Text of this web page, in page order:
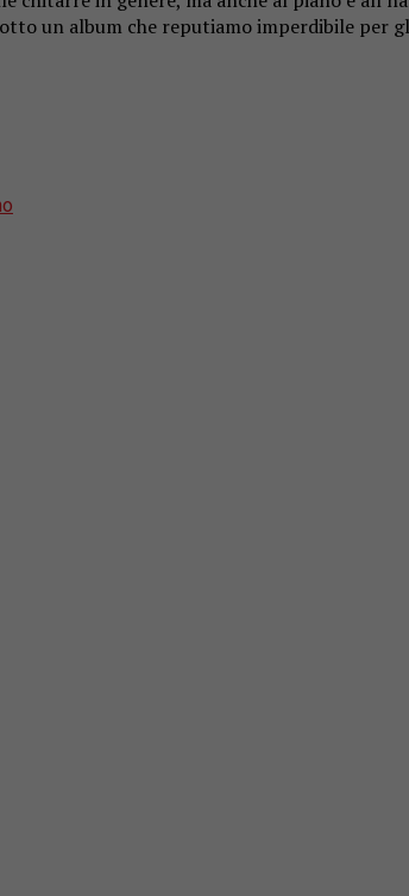
un album che reputiamo imperdibile per